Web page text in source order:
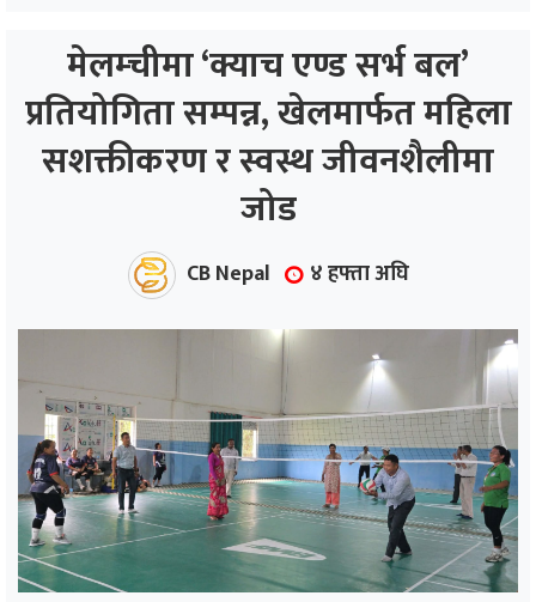
मेलम्चीमा ‘क्याच एण्ड सर्भ बल’
प्रतियोगिता सम्पन्न, खेलमार्फत महिला
सशक्तीकरण र स्वस्थ जीवनशैलीमा
जोड
CB Nepal ४ हफ्ता अघि